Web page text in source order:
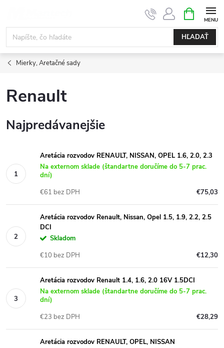
obsah
HĽADAŤ
KOŠÍK
Mierky, Aretačné sady
Renault
Najpredávanejšie
Aretácia rozvodov RENAULT, NISSAN, OPEL 1.6, 2.0, 2.3
Na externom sklade (štandartne doručíme do 5-7 prac.
dní)
€75,03
€61 bez DPH
Aretácia rozvodov Renault, Nissan, Opel 1.5, 1.9, 2.2, 2.5
DCI
Skladom
€12,30
€10 bez DPH
Aretácia rozvodov Renault 1.4, 1.6, 2.0 16V 1.5DCI
Na externom sklade (štandartne doručíme do 5-7 prac.
dní)
€28,29
€23 bez DPH
Aretácia rozvodov RENAULT, OPEL, NISSAN